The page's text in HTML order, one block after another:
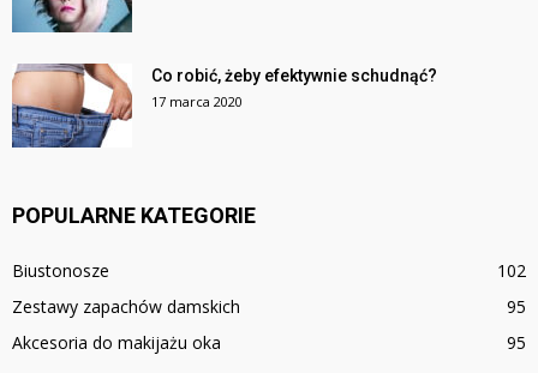
Co robić, żeby efektywnie schudnąć?
17 marca 2020
POPULARNE KATEGORIE
Biustonosze
102
Zestawy zapachów damskich
95
Akcesoria do makijażu oka
95